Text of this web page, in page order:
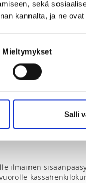
sekä
kannalta, ja ne
Mieltymykset
Salli
ilmainen